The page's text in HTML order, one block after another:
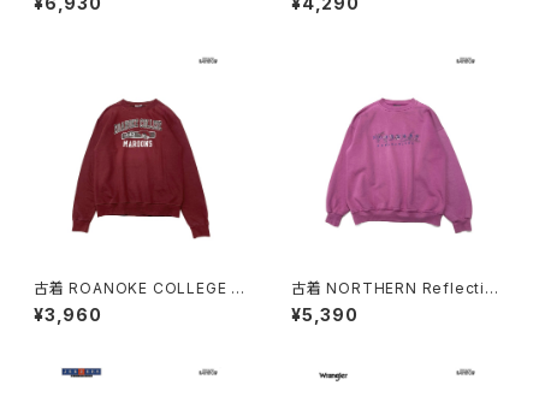
02017)
ト トレーナー 紺 (ttu260302
古着 ROANOKE COLLEGE M
AROONS カレッジロゴ 長袖 ス
ウェット トレーナー 赤 ボルドー
¥3,960
古着 NORTHERN Reflection
s 刺繍 ロゴ 長袖 スウェット ト
レーナー ピンク 紫 (ttu26030
¥5,390